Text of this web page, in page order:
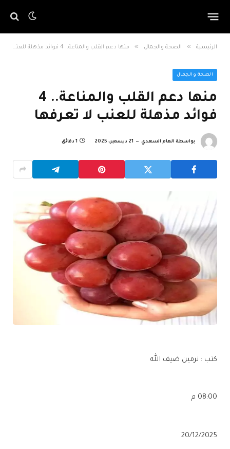
الرئيسية » الصحة والجمال » منها دعم القلب والمناعة.. 4 فوائد مذهلة للعنب لا تعرفها
الصحة والجمال
منها دعم القلب والمناعة.. 4
فوائد مذهلة للعنب لا تعرفها
بواسطة الهام السعدي 21 ديسمبر، 2025 1 دقائق
كتب : نرمين ضيف الله
08:00 م
20/12/2025